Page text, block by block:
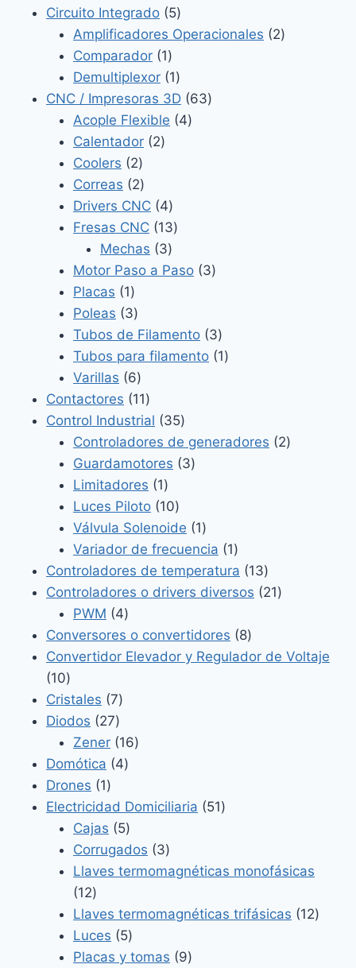
productos
Circuito Integrado 55
productos
Amplificadores Operacionales 22
Comparador 11
producto
Demultiplexor 11
producto
CNC / Impresoras 3D 6363
Acople Flexible 44
Calentador 22
Coolers 22
productos
Correas 22
productos
Drivers CNC 44
productos
Fresas CNC 1313
Mechas 33
productos
Motor Paso a Paso 33
Placas 11
producto
Poleas 33
productos
Tubos de Filamento 33
productos
Tubos para filamento 11
Varillas 66
productos
Contactores 1111
productos
Control Industrial 3535
productos
Controladores de generadores 22
Guardamotores 33
Limitadores 11
producto
Luces Piloto 1010
productos
Válvula Solenoide 11
producto
Variador de frecuencia 11
producto
Controladores de temperatura 1313
productos
Controladores o drivers diversos 2121
PWM 44
productos
Conversores o convertidores 88
productos
Convertidor Elevador y Regulador de Voltaje
1010
productos
Cristales 77
productos
Diodos 2727
productos
Zener 1616
Domótica 44
Drones 11
producto
Electricidad Domiciliaria 5151
Cajas 55
productos
Corrugados 33
productos
Llaves termomagnéticas monofásicas
1212
productos
Llaves termomagnéticas trifásicas 1212
Luces 55
productos
Placas y tomas 99